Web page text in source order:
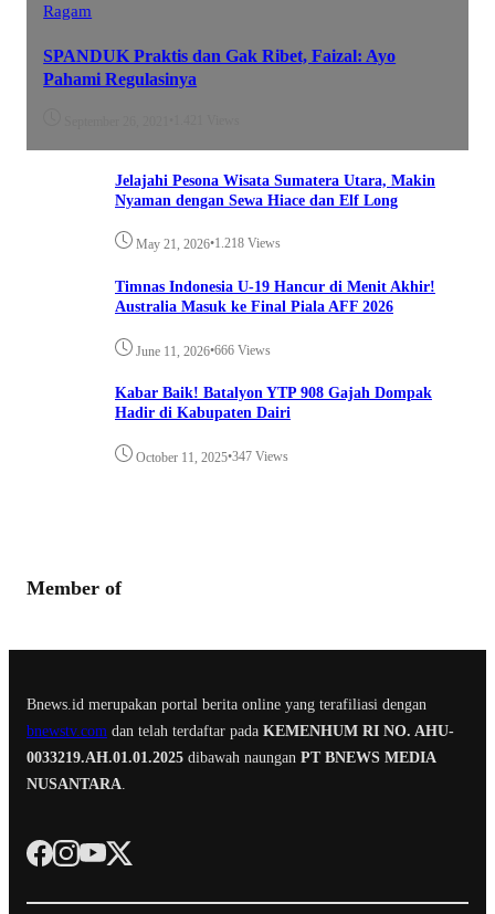
Ragam
SPANDUK Praktis dan Gak Ribet, Faizal: Ayo
Pahami Regulasinya
Jelajahi Pesona Wisata Sumatera Utara, Makin
Nyaman dengan Sewa Hiace dan Elf Long
May 21, 2026•1.218 Views
Timnas Indonesia U-19 Hancur di Menit Akhir!
Australia Masuk ke Final Piala AFF 2026
June 11, 2026•666 Views
Kabar Baik! Batalyon YTP 908 Gajah Dompak
Hadir di Kabupaten Dairi
October 11, 2025•347 Views
Member of
Bnews.id merupakan portal berita online yang terafiliasi dengan
bnewstv.com dan telah terdaftar pada KEMENHUM RI NO. AHU-
0033219.AH.01.01.2025 dibawah naungan PT BNEWS MEDIA
NUSANTARA